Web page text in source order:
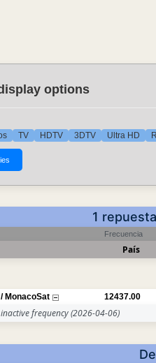
options
TV HDTV 3DTV Ultra HD
1
Frecuencia
País
MonacoSat 12437.00
frequency(2026-04-06)